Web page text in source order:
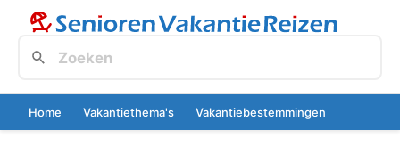
Home Vakantiethema's Vakantiebestemmingen